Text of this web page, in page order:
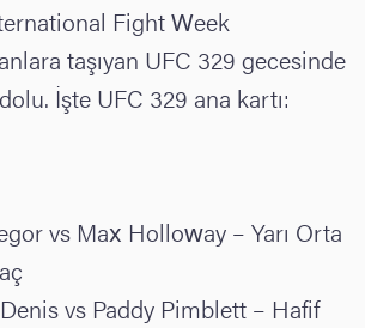
Fight Week
taşıyan UFC 329 gecesinde
İşte UFC 329 ana kartı:
vs Max Holloway – Yarı Orta
vs Paddy Pimblett – Hafif